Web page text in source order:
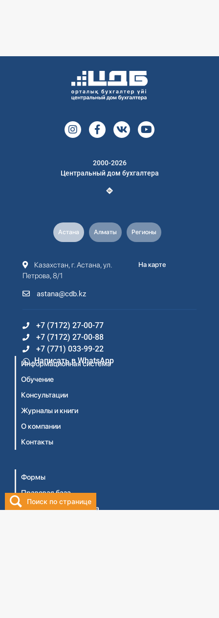
Поиск по странице
2000-2026
Центральный дом бухгалтера
Астана Алматы Регионы
Казахстан, г. Астана, ул.
Петрова, 8/1
astana@cdb.kz
На карте
+7 (7172) 27-00-77
+7 (7172) 27-00-88
+7 (771) 033-99-22
Написать в WhatsApp
Информационная система
Обучение
Консультации
Журналы и книги
О компании
Контакты
Формы
Правовая база
Библиотека бухгалтера